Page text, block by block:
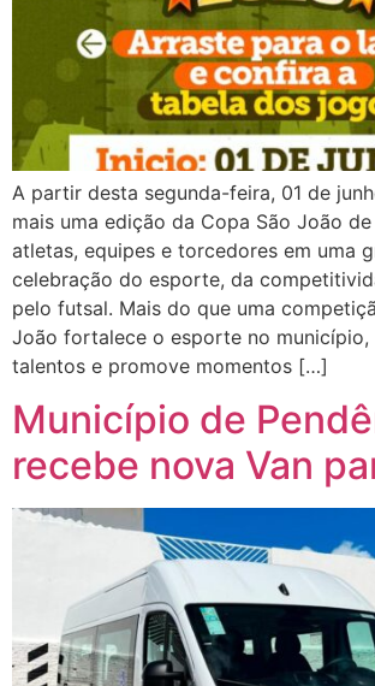
A partir desta segunda-feira, 01 de
mais uma edição da Copa São João
atletas, equipes e torcedores em uma
celebração do esporte, da
pelo futsal. Mais do que uma
João fortalece o esporte no município,
talentos e promove momentos […]
Município de
recebe nova Van